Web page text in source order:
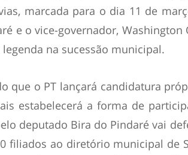
marcada para o dia 11 de
e o vice-governador, Washington
na sucessão municipal.
que o PT lançará candidatura
estabelecerá a forma de
deputado Bira do Pindaré vai
filiados ao diretório municipal de